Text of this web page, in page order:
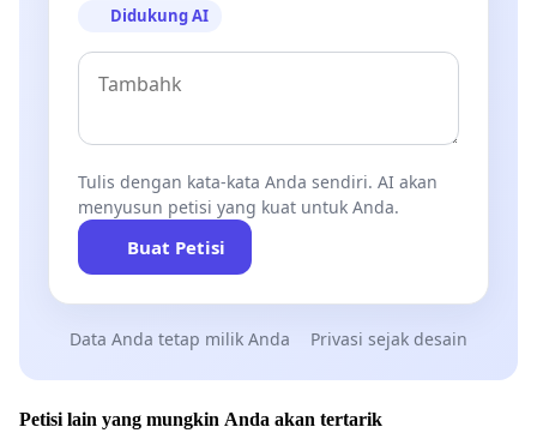
Didukung AI
Tulis dengan kata-kata Anda sendiri. AI akan
menyusun petisi yang kuat untuk Anda.
Buat Petisi
Data Anda tetap milik Anda Privasi sejak desain
Petisi lain yang mungkin Anda akan tertarik